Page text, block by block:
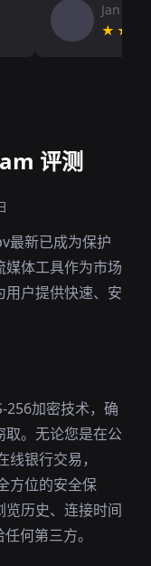
Jan V
评测
最新已成为保护
体工具作为市场
用户提供快速、安
256加密技术，确
。无论您是在公
银行交易，
方位的安全保
览历史、连接时间
何第三方。